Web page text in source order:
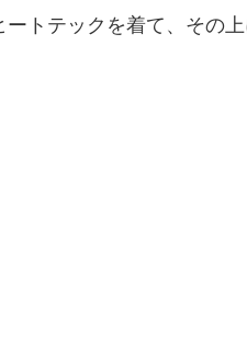
トテックを着て、その